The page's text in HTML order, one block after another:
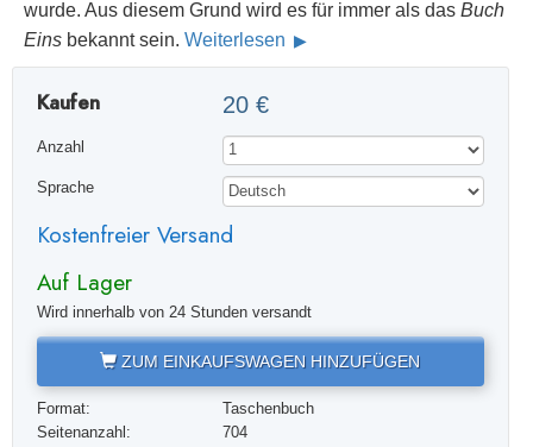
wurde. Aus diesem Grund wird es für immer als das Buch
Eins bekannt sein. Weiterlesen
Kaufen 20 €
Anzahl
Sprache
Kostenfreier Versand
Auf Lager
Wird innerhalb von 24 Stunden versandt
ZUM EINKAUFSWAGEN HINZUFÜGEN
Format:
Taschenbuch
Seitenanzahl:
704